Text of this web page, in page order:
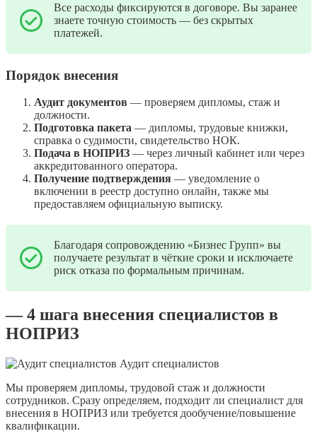
Все расходы фиксируются в договоре. Вы заранее
знаете точную стоимость — без скрытых
платежей.
Порядок внесения
Аудит документов — проверяем дипломы, стаж и
должности.
Подготовка пакета — дипломы, трудовые книжки,
справка о судимости, свидетельство НОК.
Подача в НОПРИЗ — через личный кабинет или через
аккредитованного оператора.
Получение подтверждения — уведомление о
включении в реестр доступно онлайн, также мы
предоставляем официальную выписку.
Благодаря сопровождению «Бизнес Групп» вы
получаете результат в чёткие сроки и исключаете
риск отказа по формальным причинам.
— 4 шага внесения специалистов в
НОПРИЗ
Аудит специалистов
Мы проверяем дипломы, трудовой стаж и должности
сотрудников. Сразу определяем, подходит ли специалист для
внесения в НОПРИЗ или требуется дообучение/повышение
квалификации.